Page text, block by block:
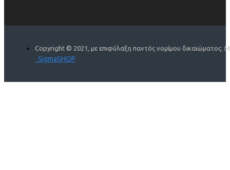
Copyright © 2021, με επιφύλαξη παντός νομίμου δικαιώματος.
SigmaSHOP